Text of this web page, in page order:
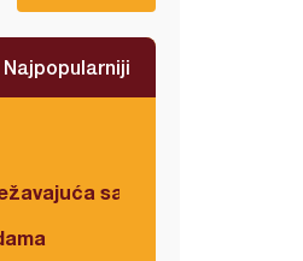
Najpopularniji
salata